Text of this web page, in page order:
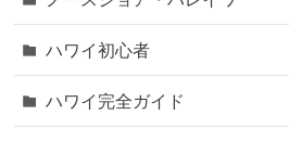
ハワイ初心者
ハワイ完全ガイド